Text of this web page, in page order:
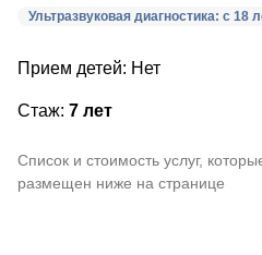
Ультразвуковая диагностика: с 18
Прием детей: Нет
Стаж: 7 лет
Список и стоимость услуг,
размещен ниже на странице